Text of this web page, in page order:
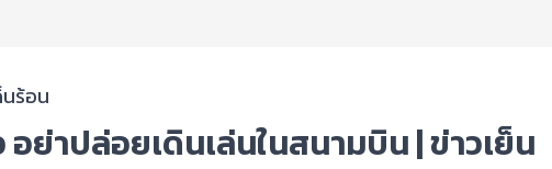
นร้อน
ย่าปล่อยเดินเล่นในสนามบิน | ข่าวเย็น